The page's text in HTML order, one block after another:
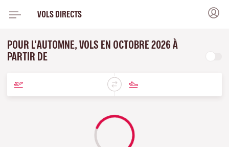
VOLS DIRECTS
POUR L'AUTOMNE, VOLS EN OCTOBRE 2026 À
PARTIR DE